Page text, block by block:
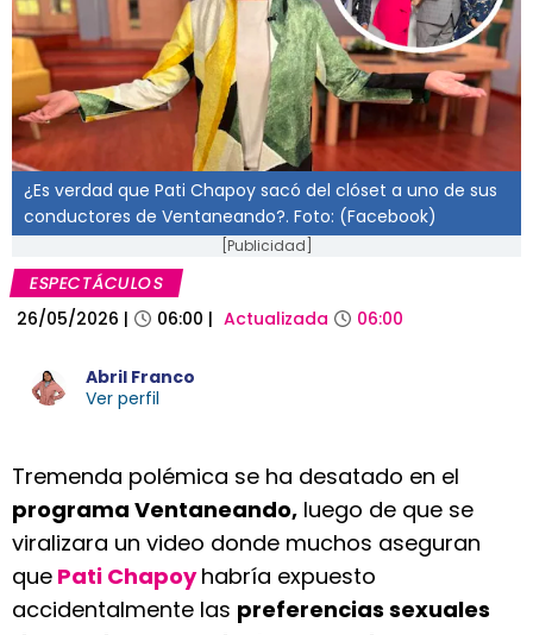
¿Es verdad que Pati Chapoy sacó del clóset a uno de sus
conductores de Ventaneando?. Foto: (Facebook)
[Publicidad]
ESPECTÁCULOS
26/05/2026 | 06:00 | Actualizada 06:00
Abril Franco
Ver perfil
Tremenda polémica se ha desatado en el
programa Ventaneando, luego de que se
viralizara un video donde muchos aseguran
que Pati Chapoyhabría expuesto
accidentalmente las preferencias sexuales